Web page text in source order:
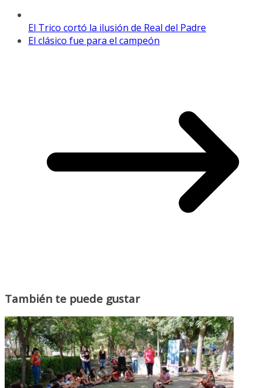
El Trico cortó la ilusión de Real del Padre
El clásico fue para el campeón
También te puede gustar